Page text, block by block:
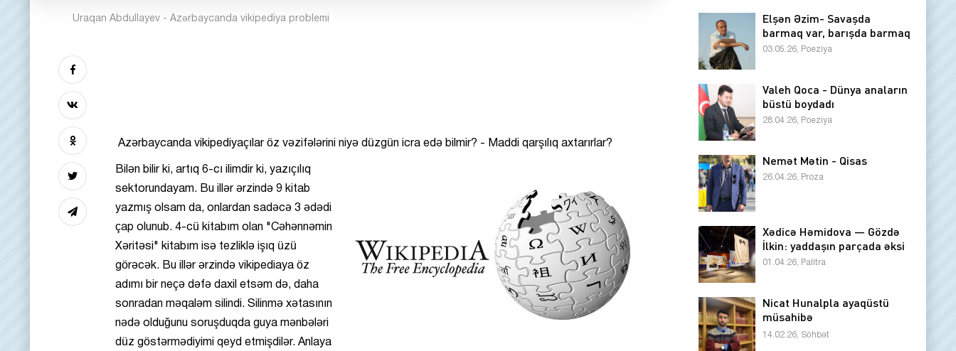
Uraqan Abdullayev - Azərbaycanda vikipediya problemi
Azərbaycanda vikipediyaçılar öz vəzifələrini niyə düzgün icra edə bilmir? - Maddi qarşılıq axtarırlar?
Bilən bilir ki, artıq 6-cı ilimdir ki, yazıçılıq
sektorundayam. Bu illər ərzində 9 kitab
yazmış olsam da, onlardan sadəcə 3 ədədi
çap olunub. 4-cü kitabım olan "Cəhənnəmin
Xəritəsi" kitabım isə tezliklə işıq üzü
görəcək. Bu illər ərzində vikipediaya öz
adımı bir neçə dəfə daxil etsəm də, daha
sonradan məqaləm silindi. Silinmə xətasının
nədə olduğunu soruşduqda guya mənbələri
düz göstərmədiyimi qeyd etmişdilər. Anlaya
Elşən Əzim- Savaşda
barmaq var, barışda barmaq
03.05.26, Poeziya
Valeh Qoca - Dünya anaların
büstü boydadı
28.04.26, Poeziya
Nemət Mətin - Qisas
26.04.26, Proza
Xədicə Həmidova — Gözdə
İlkin: yaddaşın parçada əksi
01.04.26, Palitra
Nicat Hunalpla ayaqüstü
müsahibə
14.02.26, Söhbət